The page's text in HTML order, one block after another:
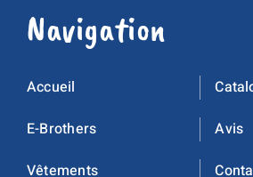
Navigation
Accueil
E-Brothers
Vêtements
Avis